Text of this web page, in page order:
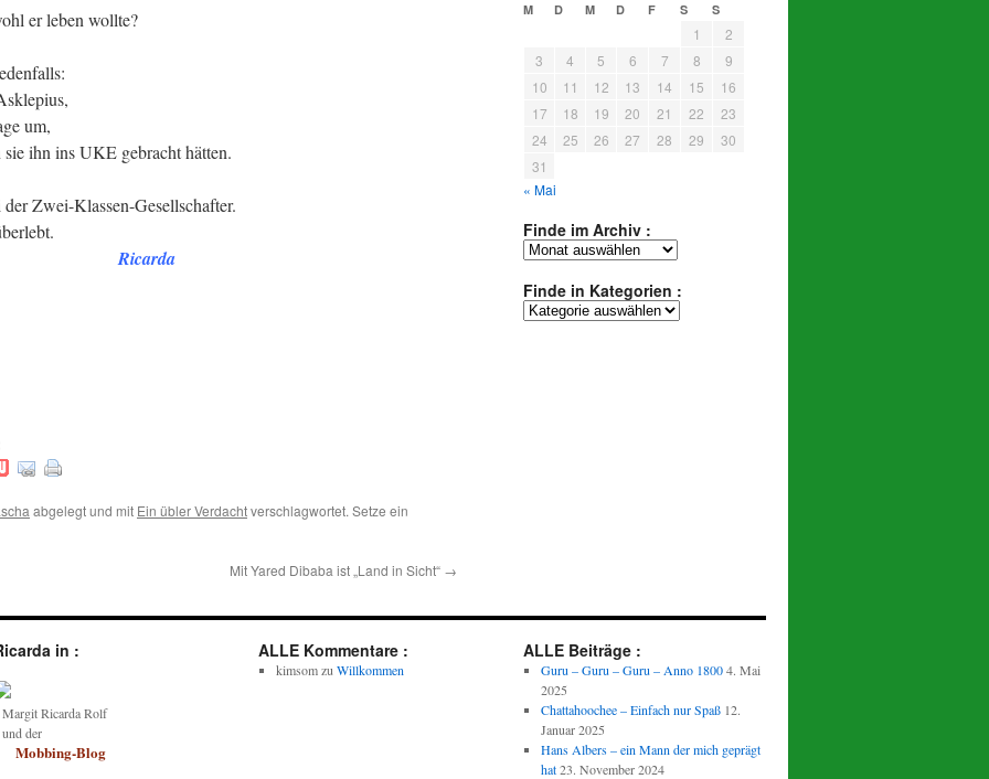
er leben wollte?
um,
ihn ins UKE gebracht hätten.
Zwei-Klassen-Gesellschafter.
Ricarda
abgelegt und mit Ein übler Verdachtverschlagwortet. Setze ein
Mit Yared Dibaba ist „Land in Sicht“ →
M D M D F S S
1
2
3
4 5 6 7 8
9
10
11 12 13 14 15
16
17
18 19 20 21 22
23
24
25 26 27 28 29
30
31
« Mai
Finde im Archiv :
Finde
Archiv
Finde in Kategorien :
Finde
in :
Margit Ricarda Rolf
und der
Mobbing-Blog
ALLE Kommentare :
kimsomzu Willkommen
ALLE Beiträge :
Guru – Guru – Guru – Anno 1800 4. Mai
2025
Chattahoochee – Einfach nur Spaß 12.
Januar 2025
Hans Albers – ein Mann der mich geprägt
hat 23. November 2024